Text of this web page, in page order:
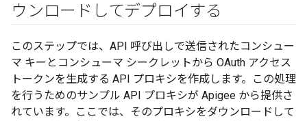
ウンロードしてデプロイする
このステップでは、API 呼び出しで送信されたコンシュー
マ キーとコンシューマ シークレットから OAuth アクセス
トークンを生成する API プロキシを作成します。この処理
を行うためのサンプル API プロキシが Apigee から提供さ
れています。ここでは、そのプロキシをダウンロードして